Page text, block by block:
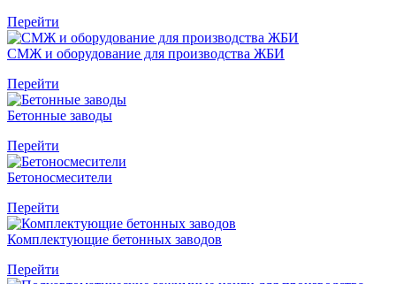
Перейти
СМЖ и оборудование для производства ЖБИ
Перейти
Бетонные заводы
Перейти
Бетоносмесители
Перейти
Комплектующие бетонных заводов
Перейти